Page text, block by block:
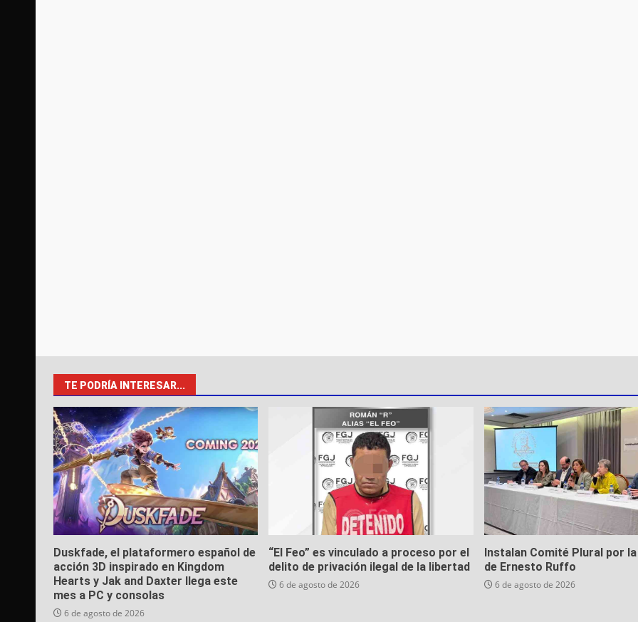
TE PODRÍA INTERESAR...
Duskfade, el plataformero español de
acción 3D inspirado en Kingdom
Hearts y Jak and Daxter llega este
mes a PC y consolas
6 de agosto de 2026
“El Feo” es vinculado a proceso por el
delito de privación ilegal de la libertad
6 de agosto de 2026
Instalan Comité Plural por
de Ernesto Ruffo
6 de agosto de 2026